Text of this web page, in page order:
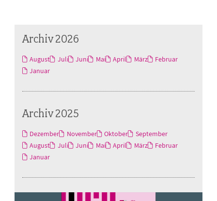
Archiv 2026
August Juli Juni Mai April März
Februar
Januar
Archiv 2025
Dezember November Oktober
September
August
Juli Juni Mai April März
Februar
Januar